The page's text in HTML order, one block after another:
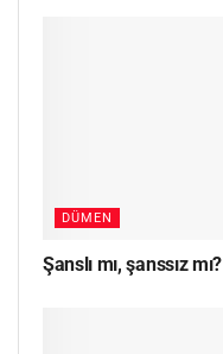
DÜMEN
Şanslı mı, şanssız mı?